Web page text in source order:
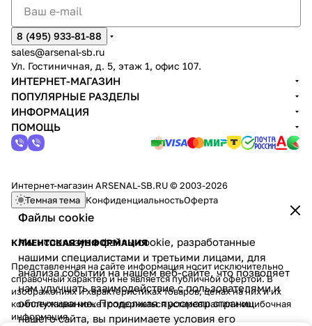
Файлы cookie
Мы используем файлы cookie, разработанные
нашими специалистами и третьими лицами, для
анализа событий на нашем веб-сайте, что позволяет
нам улучшать взаимодействие с пользователями и
обслуживание. Продолжая просмотр страниц
нашего сайта, вы принимаете условия его
8 (495) 933-81-88
sales@arsenal-sb.ru
Ул. Гостиничная, д. 5, этаж 1, офис 107.
ИНТЕРНЕТ-МАГАЗИН
ПОПУЛЯРНЫЕ РАЗДЕЛЫ
ИНФОРМАЦИЯ
ПОМОЩЬ
Интернет-магазин ARSENAL-SB.RU © 2003-2026
Темная тема КонфиденциальностьОферта
КЛИЕНТСКАЯ ИНФОРМАЦИЯ
Представленная на сайте информация носит исключительно
справочный характер и не является публичной офертой. В
изображениях и характеристиках товаров, ценах на них и их
комплектации может содержаться устаревшая или ошибочная
информация.